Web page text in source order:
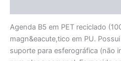
Agenda B5 em PET reciclado
magn&eacute,tico em PU.
suporte para esferográfica (não